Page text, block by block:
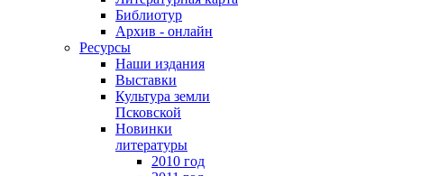
Библиотур
Архив - онлайн
Ресурсы
Наши издания
Выставки
Культура земли
Псковской
Новинки
литературы
2010 год